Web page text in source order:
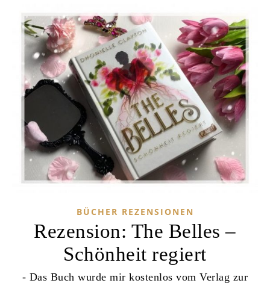
BÜCHER REZENSIONEN
Rezension: The Belles –
Schönheit regiert
- Das Buch wurde mir kostenlos vom Verlag zur